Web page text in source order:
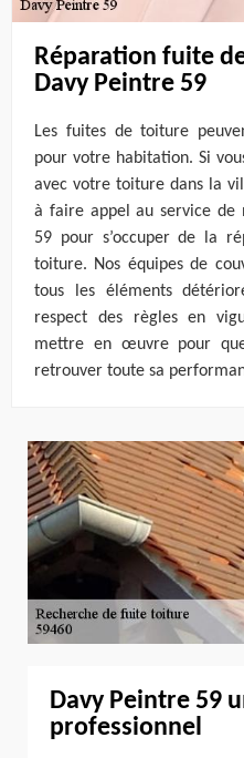
Réparation fuite
Davy Peintre 59
Les fuites de toiture
pour votre habitation. Si
avec votre toiture dans la
à faire appel au service de
59 pour s’occuper de la
toiture. Nos équipes de
tous les éléments
respect des règles en
mettre en œuvre pour
retrouver toute sa
Davy Peintre 59
professionnel